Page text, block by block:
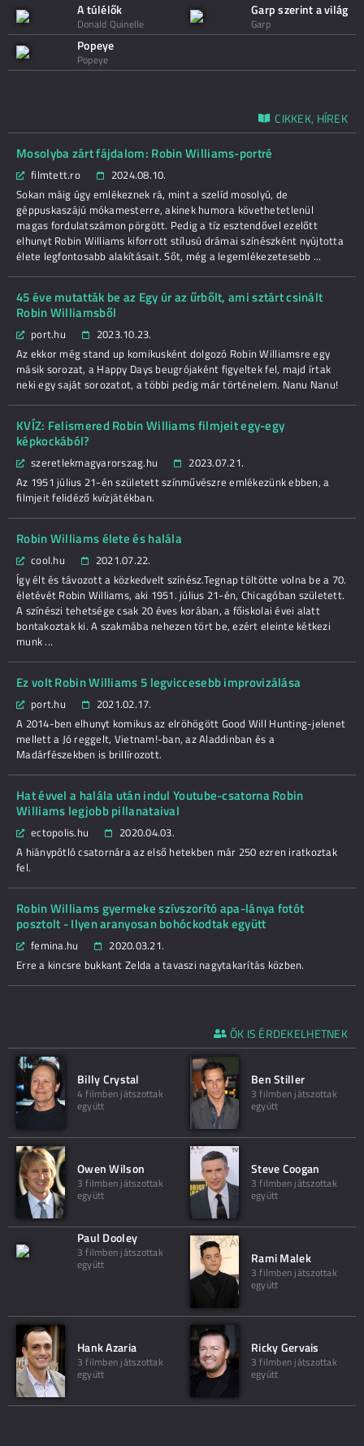
A túlélők
Donald Quinelle
Garp szerint a világ
Garp
Popeye
Popeye
CIKKEK, HÍREK
Mosolyba zárt fájdalom: Robin Williams-portré
filmtett.ro
2024.08.10.
Sokan máig úgy emlékeznek rá, mint a szelíd mosolyú, de
géppuskaszájú mókamesterre, akinek humora követhetetlenül
magas fordulatszámon pörgött. Pedig a tíz esztendővel ezelőtt
elhunyt Robin Williams kiforrott stílusú drámai színészként nyújtotta
élete legfontosabb alakításait. Sőt, még a legemlékezetesebb ...
45 éve mutatták be az Egy úr az űrbőlt, ami sztárt csinált
Robin Williamsből
port.hu
2023.10.23.
Az ekkor még stand up komikusként dolgozó Robin Williamsre egy
másik sorozat, a Happy Days beugrójaként figyeltek fel, majd írtak
neki egy saját sorozatot, a többi pedig már történelem. Nanu Nanu!
KVÍZ: Felismered Robin Williams filmjeit egy-egy
képkockából?
szeretlekmagyarorszag.hu
2023.07.21.
Az 1951 július 21-én született színművészre emlékezünk ebben, a
filmjeit felidéző kvízjátékban.
Robin Williams élete és halála
cool.hu
2021.07.22.
Így élt és távozott a közkedvelt színész.Tegnap töltötte volna be a 70.
életévét Robin Williams, aki 1951. július 21-én, Chicagóban született.
A színészi tehetsége csak 20 éves korában, a főiskolai évei alatt
bontakoztak ki. A szakmába nehezen tört be, ezért eleinte kétkezi
munk ...
Ez volt Robin Williams 5 legviccesebb improvizálása
port.hu
2021.02.17.
A 2014-ben elhunyt komikus az elröhögött Good Will Hunting-jelenet
mellett a Jó reggelt, Vietnam!-ban, az Aladdinban és a
Madárfészekben is brillírozott.
Hat évvel a halála után indul Youtube-csatorna Robin
Williams legjobb pillanataival
ectopolis.hu
2020.04.03.
A hiánypótló csatornára az első hetekben már 250 ezren iratkoztak
fel.
Robin Williams gyermeke szívszorító apa-lánya fotót
posztolt - Ilyen aranyosan bohóckodtak együtt
femina.hu
2020.03.21.
Erre a kincsre bukkant Zelda a tavaszi nagytakarítás közben.
ŐK IS ÉRDEKELHETNEK
Billy Crystal
4 filmben játszottak
együtt
Ben Stiller
3 filmben játszottak
együtt
Owen Wilson
3 filmben játszottak
együtt
Steve Coogan
3 filmben játszottak
együtt
Paul Dooley
3 filmben játszottak
együtt Rami Malek
3 filmben játszottak
együtt
Hank Azaria
3 filmben játszottak
együtt
Ricky Gervais
3 filmben játszottak
együtt